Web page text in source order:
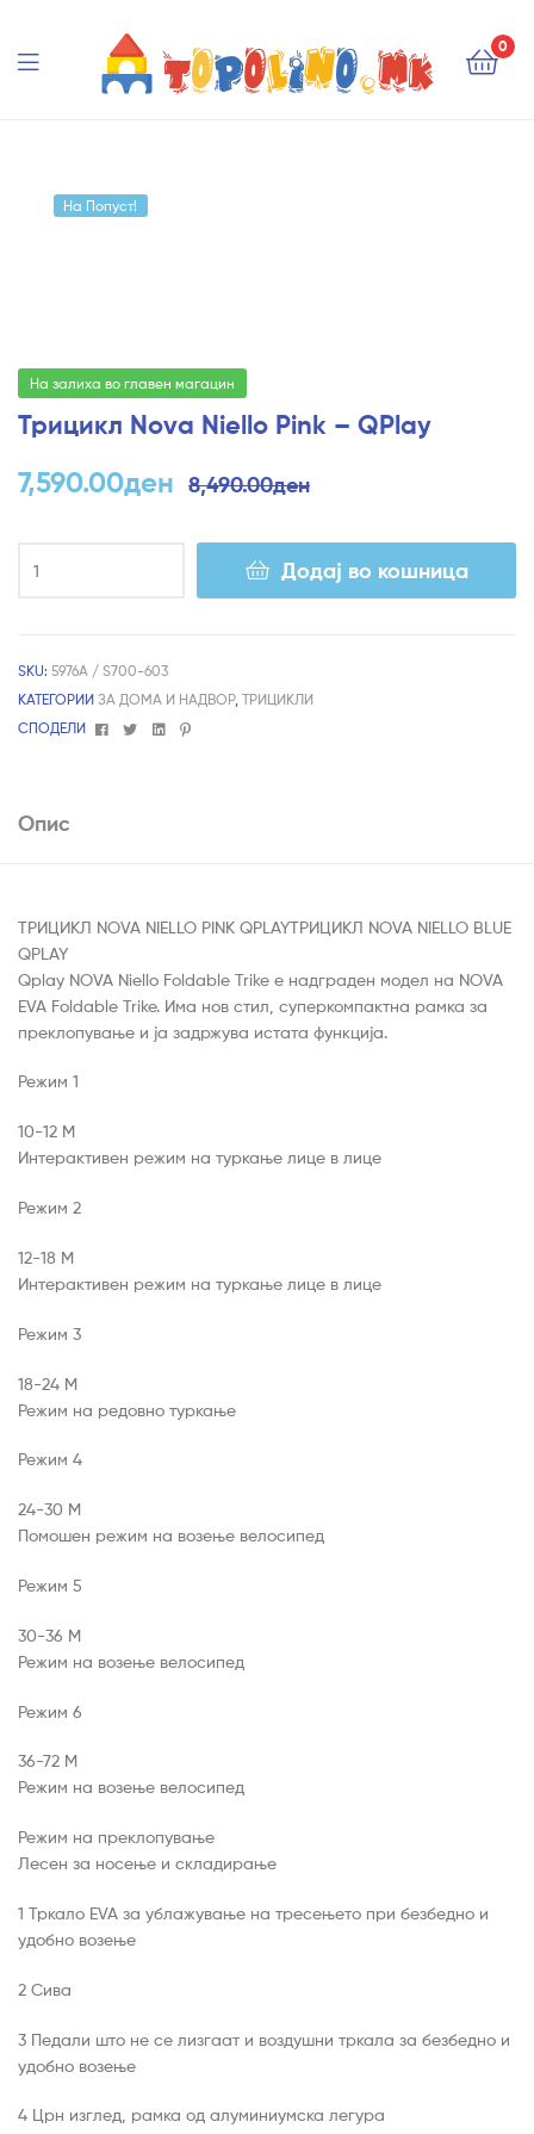
0
На Попуст!
На залиха во главен магацин
Трицикл Nova Niello Pink – QPlay
8,490.00ден
7,590.00ден
Додај во кошница
SKU: 5976А / S700-603
КАТЕГОРИИ ЗА ДОМА И НАДВОР, ТРИЦИКЛИ
СПОДЕЛИ
FacebookTwitterLinkedin
Pinterest
Опис
ТРИЦИКЛ NOVA NIELLO PINK QPLAYТРИЦИКЛ NOVA NIELLO BLUE
QPLAY
Qplay NOVA Niello Foldable Trike е надграден модел на NOVA
EVA Foldable Trike. Има нов стил, суперкомпактна рамка за
преклопување и ја задржува истата функција.
Режим 1
10-12 М
Интерактивен режим на туркање лице в лице
Режим 2
12-18 М
Интерактивен режим на туркање лице в лице
Режим 3
18-24 М
Режим на редовно туркање
Режим 4
24-30 М
Помошен режим на возење велосипед
Режим 5
30-36 М
Режим на возење велосипед
Режим 6
36-72 М
Режим на возење велосипед
Режим на преклопување
Лесен за носење и складирање
1 Тркало EVA за ублажување на тресењето при безбедно и
удобно возење
2 Сива
3 Педали што не се лизгаат и воздушни тркала за безбедно и
удобно возење
4 Црн изглед, рамка од алуминиумска легура